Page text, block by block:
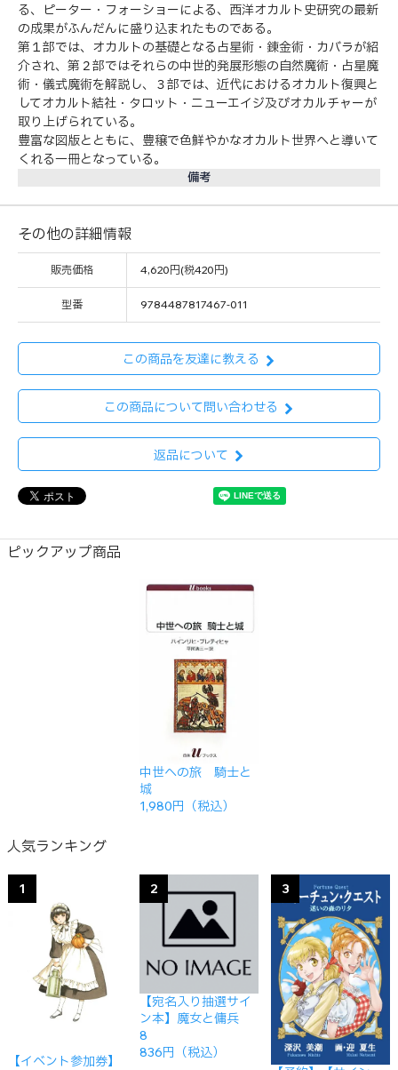
る、ピーター・フォーショーによる、西洋オカルト史研究の最新
の成果がふんだんに盛り込まれたものである。
第１部では、オカルトの基礎となる占星術・錬金術・カバラが紹
介され、第２部ではそれらの中世的発展形態の自然魔術・占星魔
術・儀式魔術を解説し、３部では、近代におけるオカルト復興と
してオカルト結社・タロット・ニューエイジ及びオカルチャーが
取り上げられている。
豊富な図版とともに、豊穣で色鮮やかなオカルト世界へと導いて
くれる一冊となっている。
備考
その他の詳細情報
販売価格 4,620円(税420円)
型番 9784487817467-011
この商品を友達に教える
この商品について問い合わせる
返品について
ピックアップ商品
中世への旅 騎士と
城
1,980円（税込）
人気ランキング
1
【イベント参加券】
2
【宛名入り抽選サイ
ン本】魔女と傭兵
8
836円（税込）
3